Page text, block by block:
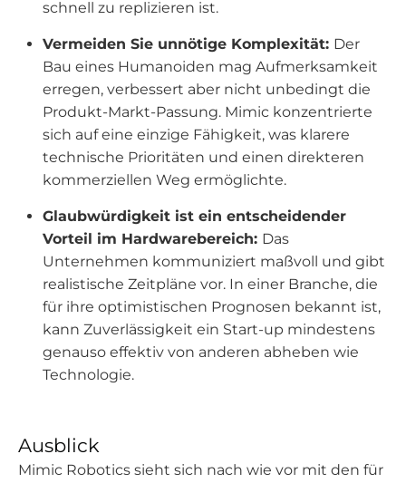
schnell zu replizieren ist.
Vermeiden Sie unnötige Komplexität: Der
Bau eines Humanoiden mag Aufmerksamkeit
erregen, verbessert aber nicht unbedingt die
Produkt-Markt-Passung. Mimic konzentrierte
sich auf eine einzige Fähigkeit, was klarere
technische Prioritäten und einen direkteren
kommerziellen Weg ermöglichte.
Glaubwürdigkeit ist ein entscheidender
Vorteil im Hardwarebereich: Das
Unternehmen kommuniziert maßvoll und gibt
realistische Zeitpläne vor. In einer Branche, die
für ihre optimistischen Prognosen bekannt ist,
kann Zuverlässigkeit ein Start-up mindestens
genauso effektiv von anderen abheben wie
Technologie.
Ausblick
Mimic Robotics sieht sich nach wie vor mit den für